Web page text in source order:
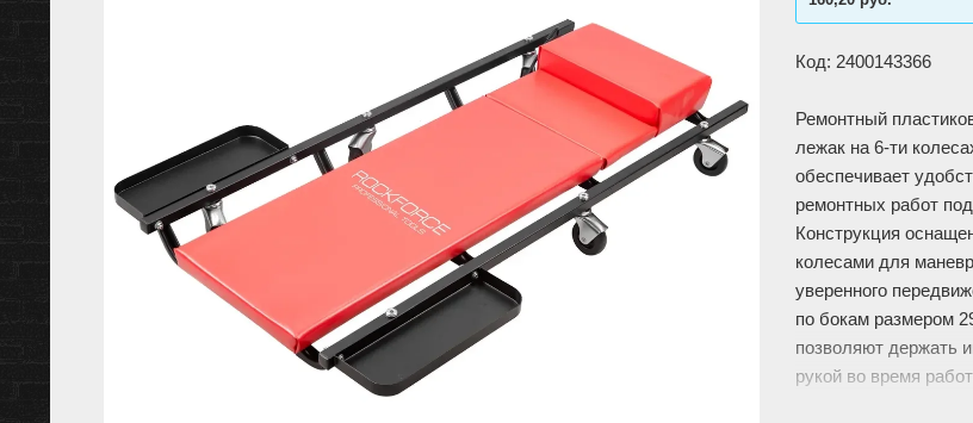
Код: 2400143366
Ремонтный
лежак на 6-ти
обеспечивает
ремонтных работ
Конструкция
колесами для
уверенного
по бокам размером
позволяют держать
рукой во время